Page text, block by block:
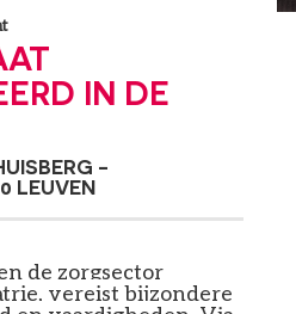
IN DE
-
LEUVEN
de zorgsector
vereist bijzondere